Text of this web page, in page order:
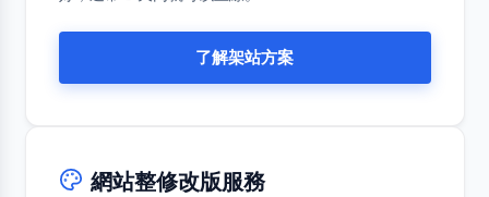
了解架站方案
網站整修改版服務